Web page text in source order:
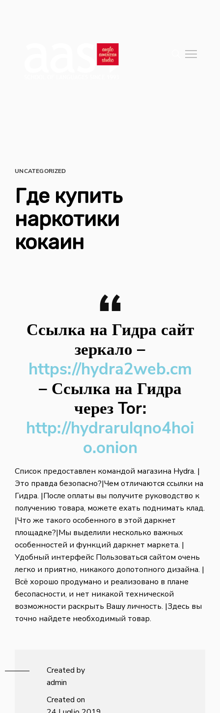
UNCATEGORIZED
Где купить
наркотики
кокаин
Ссылка на Гидра сайт
зеркало –
https://hydra2web.cm
– Ссылка на Гидра
через Tor:
http://hydrarulqno4hoi
o.onion
Список предоставлен командой магазина Hydra. |
Это правда безопасно?|Чем отличаются ссылки на
Гидра. |После оплаты вы получите руководство к
получению товара, можете ехать поднимать клад.
|Что же такого особенного в этой даркнет
площадке?|Мы выделили несколько важных
особенностей и функций даркнет маркета. |
Удобный интерфейс Пользоваться сайтом очень
легко и приятно, никакого допотопного дизайна. |
Всё хорошо продумано и реализовано в плане
бесопасности, и нет никакой технической
возможности раскрыть Вашу личность. |Здесь вы
точно найдете необходимый товар.
Created by
admin
Created on